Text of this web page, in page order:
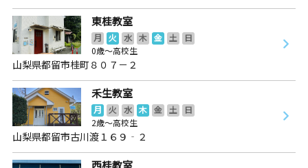
東桂教室
月 火 水 木 金 土
日
0歳～高校生
山梨県都留市桂町８０７－２
禾生教室
月 火 水 木 金 土
日
2歳～高校生
山梨県都留市古川渡１６９‐２
西桂教室